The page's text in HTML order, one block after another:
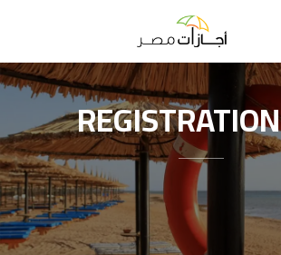
REGISTRATION